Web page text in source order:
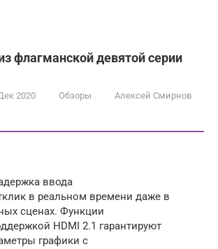
флагманской девятой серии
2020 Обзоры Алексей Смирнов
ввода
в реальном времени даже в
сценах. Функции
HDMI 2.1 гарантируют
графики с